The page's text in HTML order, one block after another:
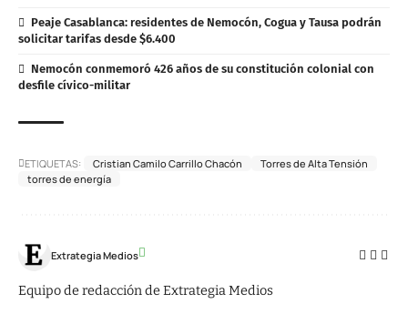
Peaje Casablanca: residentes de Nemocón, Cogua y Tausa podrán
solicitar tarifas desde $6.400
Nemocón conmemoró 426 años de su constitución colonial con
desfile cívico-militar
ETIQUETAS: Cristian Camilo Carrillo Chacón
Torres de Alta Tensión
torres de energía
Extrategia Medios
Equipo de redacción de Extrategia Medios